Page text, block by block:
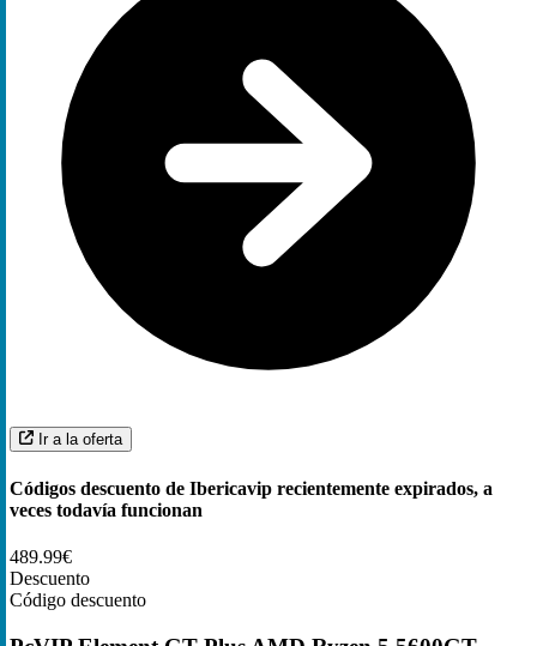
Ir a la oferta
Códigos descuento de Ibericavip recientemente expirados, a
veces todavía funcionan
489.99€
Descuento
Código descuento